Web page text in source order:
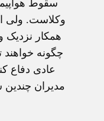
سقوط
وکلاست. ولی
همکار
چگونه
عادی دفاع
مدیران چندین